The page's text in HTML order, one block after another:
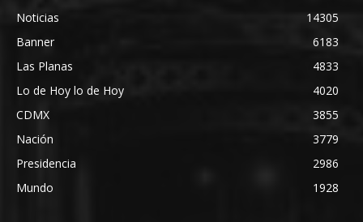
Noticias
14305
Banner
6183
Las Planas
4833
Lo de Hoy lo de Hoy
4020
CDMX
3855
Nación
3779
Presidencia
2986
Mundo
1928